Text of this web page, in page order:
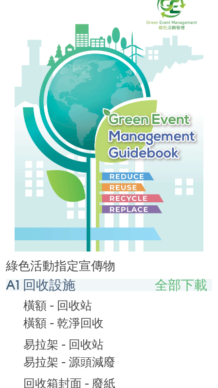
綠色活動指定宣傳物
A1 回收設施 全部下載
橫額 - 回收站
橫額 - 乾淨回收
易拉架 - 回收站
易拉架 - 源頭減廢
回收箱封面 - 廢紙